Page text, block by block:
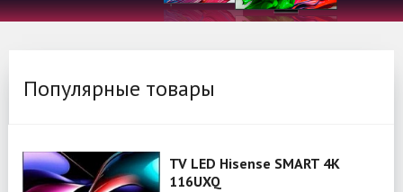
Популярные товары
TV LED Hisense SMART 4K
116UXQ